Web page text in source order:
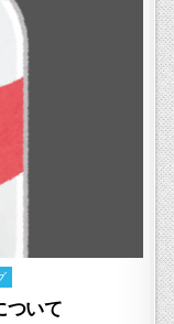
ついて